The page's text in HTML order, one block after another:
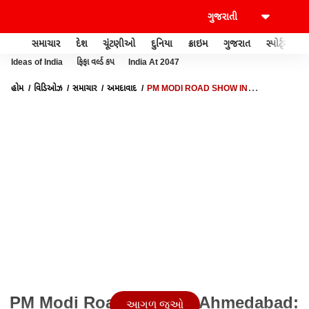
સમાચાર દેશ ચૂંટણીઓ દુનિયા ક્રાઇમ ગુજરાત સ્પોર્ટ્સ
Ideas of India ફિફા વર્લ્ડ કપ India At 2047
હોમ વિડિઓઝ સમાચાર અમદાવાદ
PM MODI ROAD SHOW IN
PM Modi Road Show In Ahmedabad:
આગળ જુઓ